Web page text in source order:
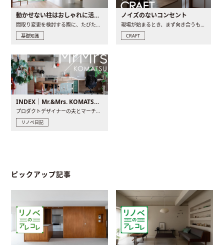
動かせない柱はおしゃれに活用！柱を魅せるリノベーション(リノベ)4選
間取り変更を検討する際に、たびたび皆さんの頭を悩ませる動か..
基礎知識
ノイズのないコンセント
現場が始まるとき、まず向き合うものの一つがコンセントです..
CRAFT
INDEX｜Mr.&Mrs. KOMATSU renovation diary
プロダクトデザイナーの夫とマーチャンダイザーの妻が、夫婦で..
リノベ日記
ピックアップ記事